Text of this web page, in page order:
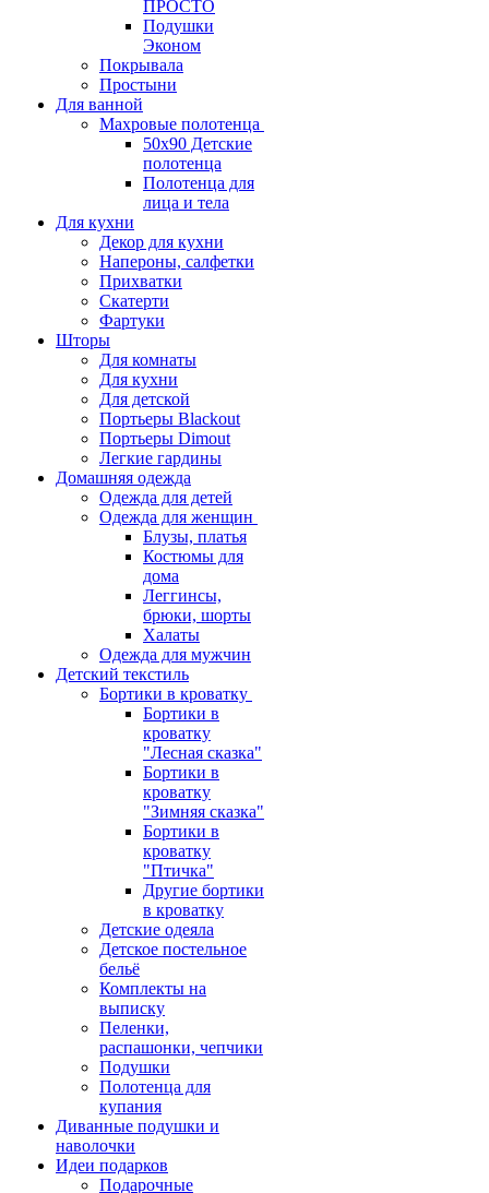
ПРОСТО
Подушки
Эконом
Покрывала
Простыни
Для ванной
Махровые полотенца
50х90 Детские
полотенца
Полотенца для
лица и тела
Для кухни
Декор для кухни
Напероны, салфетки
Прихватки
Скатерти
Фартуки
Шторы
Для комнаты
Для кухни
Для детской
Портьеры Blackout
Портьеры Dimout
Легкие гардины
Домашняя одежда
Одежда для детей
Одежда для женщин
Блузы, платья
Костюмы для
дома
Леггинсы,
брюки, шорты
Халаты
Одежда для мужчин
Детский текстиль
Бортики в кроватку
Бортики в
кроватку
"Лесная сказка"
Бортики в
кроватку
"Зимняя сказка"
Бортики в
кроватку
"Птичка"
Другие бортики
в кроватку
Детские одеяла
Детское постельное
бельё
Комплекты на
выписку
Пеленки,
распашонки, чепчики
Подушки
Полотенца для
купания
Диванные подушки и
наволочки
Идеи подарков
Подарочные